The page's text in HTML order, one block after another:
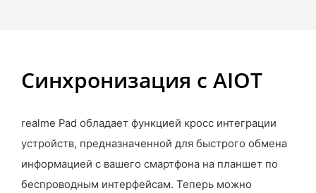
Синхронизация с AIOT
realme Pad обладает функцией кросс интеграции
устройств, предназначенной для быстрого обмена
информацией с вашего смартфона на планшет по
беспроводным интерфейсам. Теперь можно